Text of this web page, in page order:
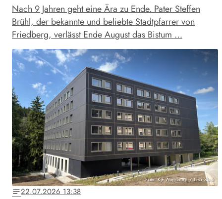
Nach 9 Jahren geht eine Ära zu Ende. Pater Steffen
Brühl, der bekannte und beliebte Stadtpfarrer von
Friedberg, verlässt Ende August das Bistum …
Foto: KJF Augsburg / Lisa Stark
notes22.07.2026 13:38